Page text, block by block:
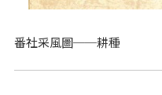
番社采風圖──耕種